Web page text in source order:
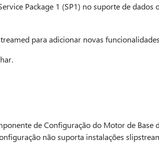
Package 1 (SP1) no suporte de dados
para adicionar novas
de Configuração do Motor de Base
não suporta instalações